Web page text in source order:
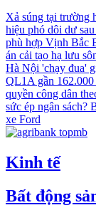
Xả súng tại trường
hiệu phó dôi dư
phù hợp Vịnh Bắc
án cải tạo hạ lưu
Hà Nội 'chạy đua'
QL1A gần
quyền công dân
sức ép ngân sách?
xe Ford
Kinh tế
Bất động